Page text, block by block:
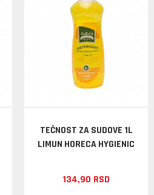
TEČNOST ZA SUDOVE 1L
LIMUN HORECA HYGIENIC
134,90 RSD